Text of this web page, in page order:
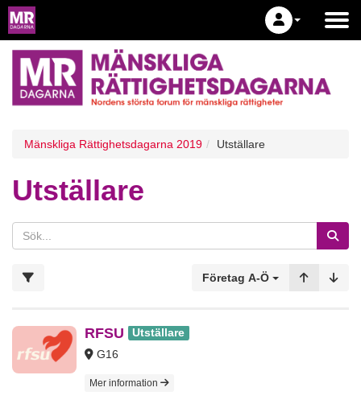
Mänskliga Rättighetsdagarna 2019 Utställare
Utställare
Företag A-Ö
RFSU Utställare
G16
Mer information